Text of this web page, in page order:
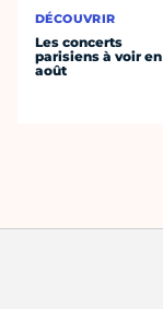
DÉCOUVRIR
Les concerts
parisiens à voir en
août